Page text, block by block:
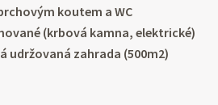
koutem a WC
(krbová kamna, elektrické)
udržovaná zahrada (500m2)